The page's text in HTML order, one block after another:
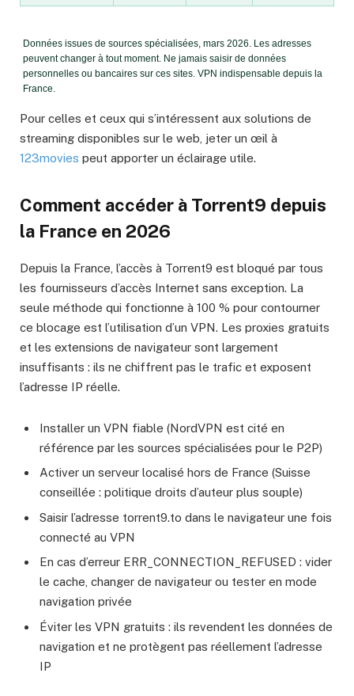
Données issues de sources spécialisées, mars 2026. Les adresses
peuvent changer à tout moment. Ne jamais saisir de données
personnelles ou bancaires sur ces sites. VPN indispensable depuis la
France.
Pour celles et ceux qui s’intéressent aux solutions de
streaming disponibles sur le web, jeter un œil à
123movies peut apporter un éclairage utile.
Comment accéder à Torrent9 depuis
la France en 2026
Depuis la France, l’accès à Torrent9 est bloqué par tous
les fournisseurs d’accès Internet sans exception. La
seule méthode qui fonctionne à 100 % pour contourner
ce blocage est l’utilisation d’un VPN. Les proxies gratuits
et les extensions de navigateur sont largement
insuffisants : ils ne chiffrent pas le trafic et exposent
l’adresse IP réelle.
Installer un VPN fiable (NordVPN est cité en
référence par les sources spécialisées pour le P2P)
Activer un serveur localisé hors de France (Suisse
conseillée : politique droits d’auteur plus souple)
Saisir l’adresse torrent9.to dans le navigateur une fois
connecté au VPN
En cas d’erreur ERR_CONNECTION_REFUSED : vider
le cache, changer de navigateur ou tester en mode
navigation privée
Éviter les VPN gratuits : ils revendent les données de
navigation et ne protègent pas réellement l’adresse
IP